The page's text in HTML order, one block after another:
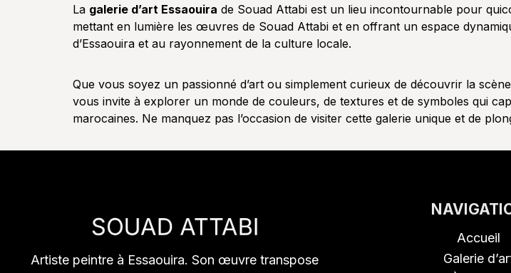
La galerie d’art Essaouira de Souad Attabi est un lieu incontournable pour
mettant en lumière les œuvres de Souad Attabi et en offrant un espace
d’Essaouira et au rayonnement de la culture locale.
Que vous soyez un passionné d’art ou simplement curieux de découvrir la
vous invite à explorer un monde de couleurs, de textures et de symboles qui
marocaines. Ne manquez pas l’occasion de visiter cette galerie unique et de
Artiste peintre à Essaouira. Son œuvre transpose
Accueil
Galerie